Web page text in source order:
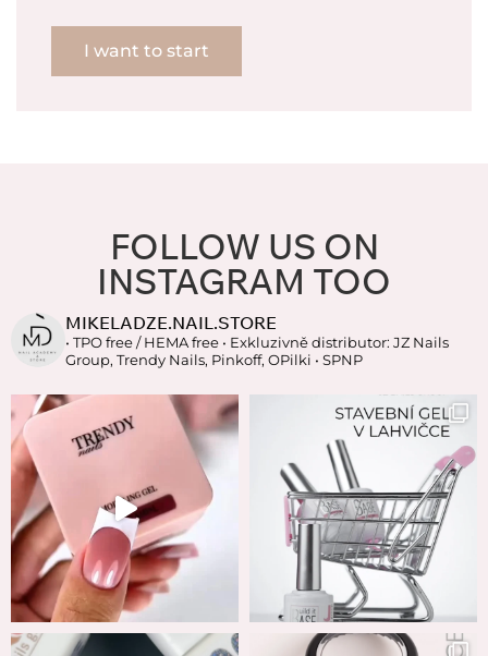
I want to start
FOLLOW US ON
INSTAGRAM TOO
MIKELADZE.NAIL.STORE
• TPO free / HEMA free • Exkluzivně distributor: JZ Nails
Group, Trendy Nails, Pinkoff, OPilki • SPNP